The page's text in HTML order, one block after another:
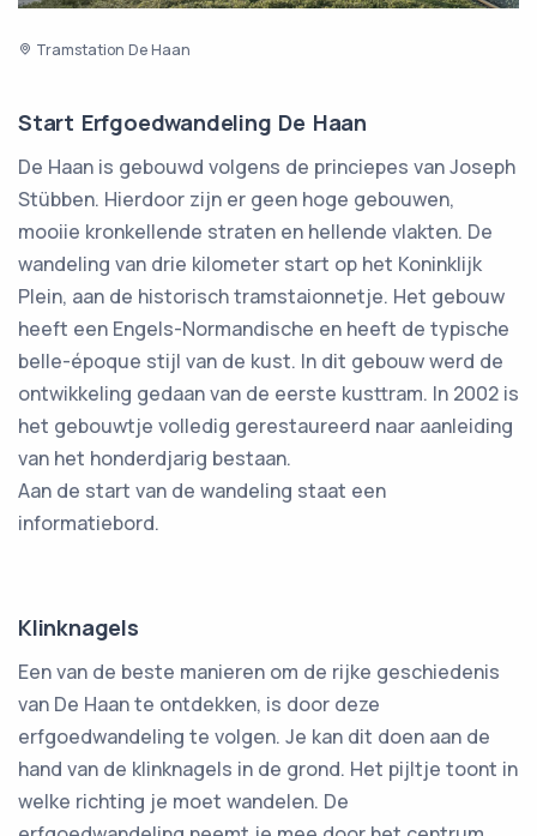
Tramstation De Haan
Start Erfgoedwandeling De Haan
De Haan is gebouwd volgens de princiepes van Joseph
Stübben. Hierdoor zijn er geen hoge gebouwen,
mooiie kronkellende straten en hellende vlakten. De
wandeling van drie kilometer start op het Koninklijk
Plein, aan de historisch tramstaionnetje. Het gebouw
heeft een Engels-Normandische en heeft de typische
belle-époque stijl van de kust. In dit gebouw werd de
ontwikkeling gedaan van de eerste kusttram. In 2002 is
het gebouwtje volledig gerestaureerd naar aanleiding
van het honderdjarig bestaan.
Aan de start van de wandeling staat een
informatiebord.
Klinknagels
Een van de beste manieren om de rijke geschiedenis
van De Haan te ontdekken, is door deze
erfgoedwandeling te volgen. Je kan dit doen aan de
hand van de klinknagels in de grond. Het pijltje toont in
welke richting je moet wandelen. De